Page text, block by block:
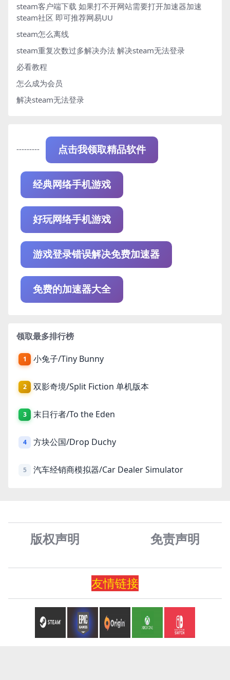
steam客户端下载 如果打不开网站需要打开加速器加速
steam社区 即可推荐网易UU
steam怎么离线
steam重复次数过多解决办法 解决steam无法登录
必看教程
怎么成为会员
解决steam无法登录
--------- 点击我领取精品软件
经典网络手机游戏
好玩网络手机游戏
游戏登录错误解决免费加速器
免费的加速器大全
领取最多排行榜
1 小兔子/Tiny Bunny
2 双影奇境/Split Fiction 单机版本
3 末日行者/To the Eden
4 方块公国/Drop Duchy
5 汽车经销商模拟器/Car Dealer Simulator
版权声明 免责声明
友情链接